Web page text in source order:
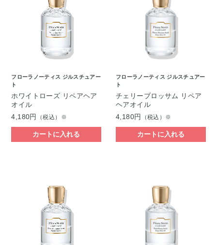
フローラノーティス ジルスチュアー
ト
ホワイトローズ リペアヘア
オイル
4,180円
（税込）※
カートに入れる
フローラノーティス ジルスチュアー
ト
チェリーブロッサム リペア
ヘアオイル
4,180円
（税込）※
カートに入れる